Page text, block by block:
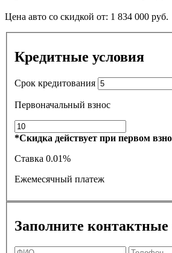
Цена авто со скидкой от: 1 834 000 руб.
Кредитные условия
Срок кредитования
Первоначальный взнос
*Скидка действует при первом
Ставка 0.01%
Ежемесячный платеж
Заполните